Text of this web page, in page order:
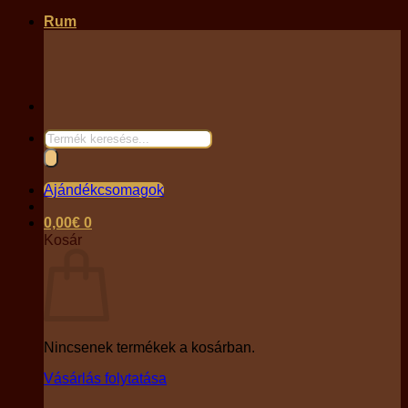
Products
search
Ajándékcsomagok
0,00€ 0
Kosár
Nincsenek termékek a kosárban.
Vásárlás folytatása
Rum